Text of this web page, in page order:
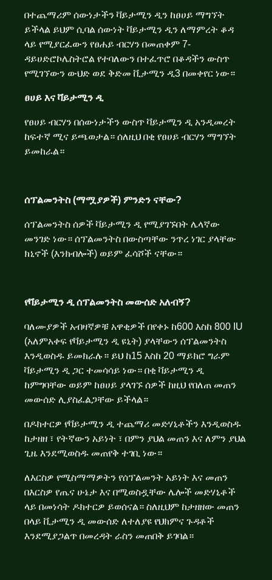
በተጨማሪም ሰውነታችን ቫይታሚን ዲን ከፀሀይ ማግኘት
ይችላል ይህም ሲባል ሰውነት ቫይታሚን ዲን ለማምረት ቆዳ
ላይ የሚያርፈውን የፀሐይ ብርሃን በመጠቀም 7-
ዳይሀድሮኮሌስትሮል የተባለውን በተፈጥሮ በቆዳችን ውስጥ
የሚገኘውን ውህድ ወደ ቅድመ ቪታሚን ዲ3 በመቀየር ነው።
ፀሀይ እና ቫይታሚን ዲ
የፀሀይ ብርሃን በሰውነታችን ውስጥ ቫይታሚን ዲ አንዲመረት
ከፍተኛ ሚና ይጫወታል። ሰለዚህ በቂ የፀሀይ ብርሃን ማግኘት
ይመከራል።
ሰፕልመንትስ (ማሟያዎች) ምንድን ናቸው?
ሰፕልመንትስ ሰዎች ቫይታሚን ዲ የሚያገኙበት ሌላኛው
መንገድ ነው። ሰፕልመንትስ በውስጣቸው ንጥረ ነገር ያላቸው
ክኒኖች (እንክብሎች) ወይም ፈሳሾች ናቸው።
የቫይታሚን ዲ ሰፕልመንትስ መውሰድ አለብኝ?
ባለሙያዎች አብዛኛዎቹ አዋቂዎች በየቀኑ ከ600 እስከ 800 IU
(አለምአቀፍ የቫይታሚን ዲ ዩኒት) ያላቸውን ሰፕልመንትስ
እንዲወስዱ ይመክራሉ። ይህ ከ15 እስከ 20 ማይክሮ ግራም
ቫይታሚን ዲ ጋር ተመሳሳይ ነው። በቂ ቫይታሚን ዲ
ከምግባቸው ወይም ከፀሀይ ያላገኙ ሰዎች ከዚህ የበለጠ መጠን
መውሰድ ሊያስፈልጋቸው ይችላል።
በዶክተርዎ የቫይታሚን ዲ ተጨማሪ መድሃኒቶችን እንዲወስዱ
ከታዘዘ ፣ የትኛውን አይነት ፣ በምን ያህል መጠን እና ለምን ያህል
ጊዜ እንደሚወስዱ መጠየቅ ተገቢ ነው።
ለእርስዎ የሚስማማዎትን የሰፕልመንት አይነት እና መጠን
በእርስዎ የጤና ሁኔታ እና በሚወስዷቸው ሌሎች መድሃኒቶች
ላይ በመነሳት ዶክተርዎ ይወሰናል። ስለዚህም ከታዘዘው መጠን
በላይ ቪታሚን ዲ መውሰድ ለተለያዩ የህክምና ጉዳቶች
እንደሚያጋልጥ በመረዳት ራስን መጠበቅ ይገባል።